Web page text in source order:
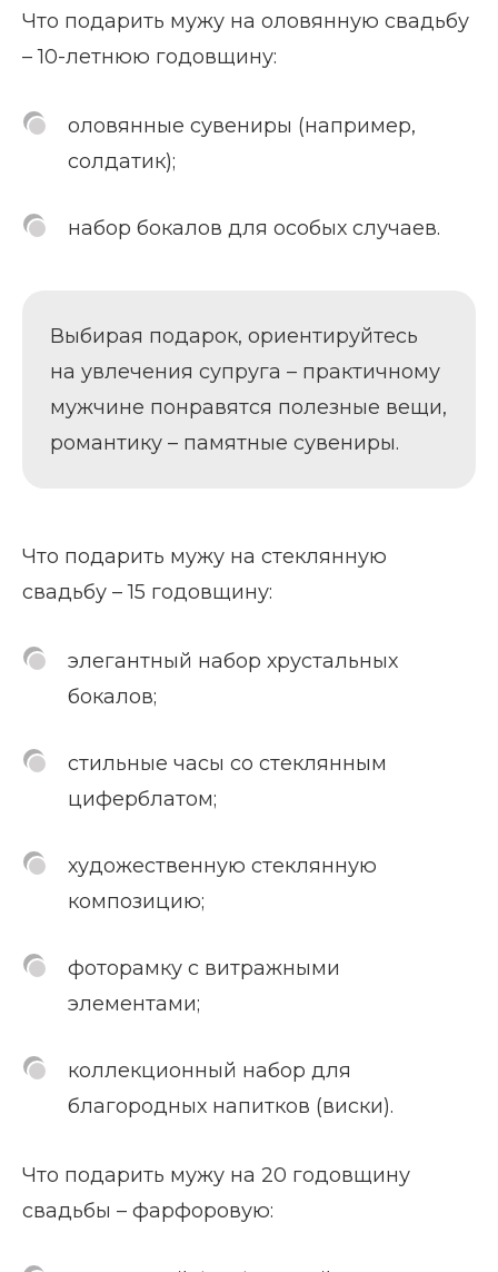
Что подарить мужу на оловянную свадьбу
– 10-летнюю годовщину:
оловянные сувениры (например,
солдатик);
набор бокалов для особых случаев.
Выбирая подарок, ориентируйтесь
на увлечения супруга – практичному
мужчине понравятся полезные вещи,
романтику – памятные сувениры.
Что подарить мужу на стеклянную
свадьбу – 15 годовщину:
элегантный набор хрустальных
бокалов;
стильные часы со стеклянным
циферблатом;
художественную стеклянную
композицию;
фоторамку с витражными
элементами;
коллекционный набор для
благородных напитков (виски).
Что подарить мужу на 20 годовщину
свадьбы – фарфоровую: